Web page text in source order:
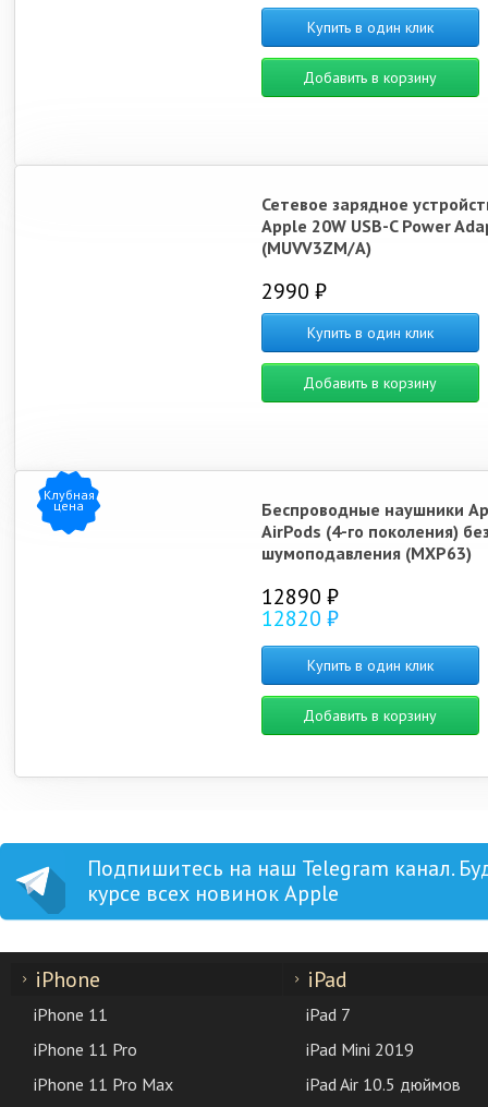
Купить в один клик
Добавить в корзину
Сетевое зарядное
Apple 20W USB-C Power
(MUVV3ZM/A)
2990 ₽
Купить в один клик
Добавить в корзину
Клубная
цена
Беспроводные наушники
AirPods (4-го поколения)
шумоподавления (MXP63)
12890 ₽
12820 ₽
Купить в один клик
Добавить в корзину
Подпишитесь на наш Telegram канал.
курсе всех новинок Apple
iPhone
iPhone 11
iPhone 11 Pro
iPhone 11 Pro Max
iPad
iPad 7
iPad Mini 2019
iPad Air 10.5 дюймов